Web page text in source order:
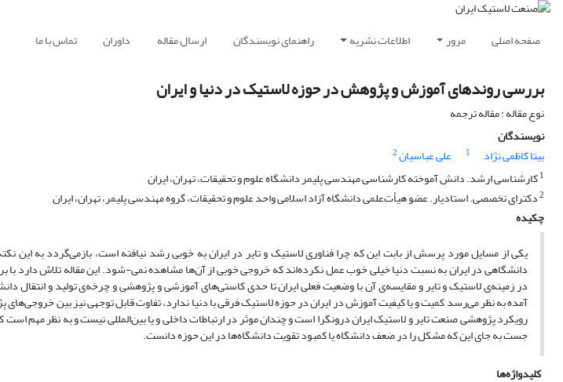
صفحه اصلی مرور اطلاعات نشریه راهنمای نویسندگان ارسال مقاله داوران تماس با ما
بررسی روندهای آموزش و پژوهش در حوزه لاستیک در دنیا و ایران
نوع مقاله : مقاله ترجمه
نویسندگان
بیتا کاظمی نژاد
1 علی عباسیان2
1کارشناسی ارشد. دانش آموخته کارشناسی مهندسی پلیمر دانشگاه علوم و تحقیقات، تهران، ایران
2دکترای تخصصی. استادیار. عضو هیأت‌علمی دانشگاه آزاد اسلامی واحد علوم و تحقیقات، گروه مهندسی پلیمر، تهران، ایران
چکیده
یکی از مسایل مورد پرسش از بابت این که چرا فناوری لاستیک و تایر در ایران به خوبی رشد نیافته است، بازمی‌گردد به
دانشگاهی در ایران به نسبت دنیا خیلی خوب عمل نکرده‌اند که خروجی خوبی از آن‌ها مشاهده نمی-شود. این مقاله تلاش دارد
در زمینه‌ی لاستیک و تایر و مقایسه‌ی آن با وضعیت فعلی ایران تا حدی کاستی‌های آموزشی و پژوهشی و چرخه‌ی تولید و انتقال
آمده به نظر می‌رسد کمیت و یا کیفیت آموزش در ایران در حوزه لاستیک فرقی با دنیا ندارد، تفاوت قابل توجهی نیز بین خروجی‌های
رویکرد پژوهشی صنعت تایر و لاستیک ایران درونگرا است و چندان موثر در ارتباطات داخلی و یا بین‌المللی نیست و به نظر مهم
جست به جای این که مشکل را در ضعف دانشگاه یا کمبود تقویت دانشگاه‌ها در این حوزه دانست.
کلیدواژه‌ها